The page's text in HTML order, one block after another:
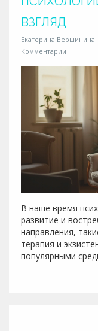
ВЗГЛЯД
Екатерина Вершинина
Комментарии
В наше время
развитие и
направления,
терапия и
популярными
и
интереса к